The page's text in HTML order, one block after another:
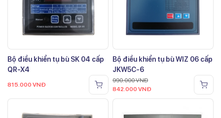
Bộ điều khiển tụ bù SK 04 cấp
QR-X4
815.000 VNĐ
Bộ điều khiển tụ bù WIZ 06 cấp
JKW5C-6
990.000VNĐ
842.000 VNĐ